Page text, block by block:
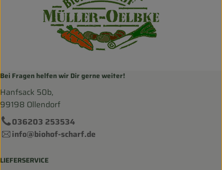
Bei Fragen helfen wir Dir gerne weiter!
Hanfsack 50b,
99198 Ollendorf
036203 253534
info@biohof-scharf.de
LIEFERSERVICE